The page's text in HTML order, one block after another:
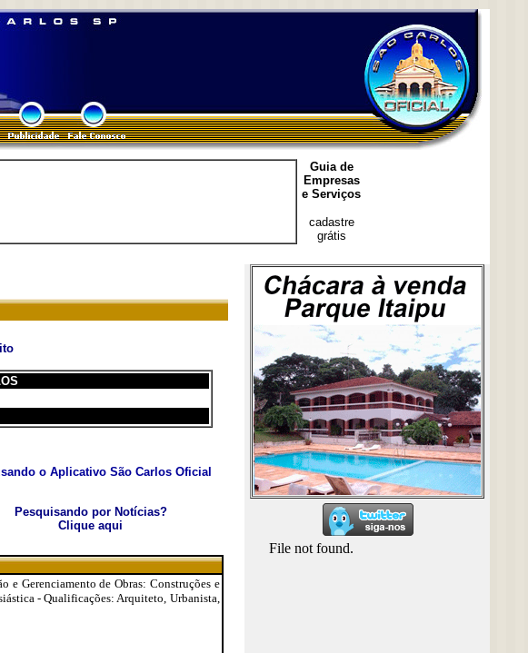
Guia de
Empresas
e Serviços
cadastre
grátis
o Aplicativo São Carlos Oficial
Pesquisando por Notícias?
Clique aqui
e Gerenciamento de Obras: Construções e
- Qualificações: Arquiteto, Urbanista,